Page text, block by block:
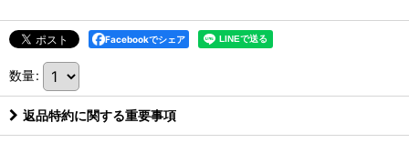
Facebookでシェア
数量:
返品特約に関する重要事項